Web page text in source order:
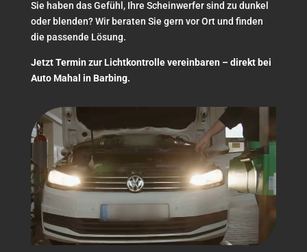
Sie haben das Gefühl, Ihre Scheinwerfer sind zu dunkel
oder blenden? Wir beraten Sie gern vor Ort und finden
die passende Lösung.
Jetzt Termin zur Lichtkontrolle vereinbaren – direkt bei
Auto Mahal in Barbing.